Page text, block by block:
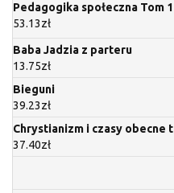
Pedagogika społeczna Tom
53.13zł
Baba Jadzia z parteru
13.75zł
Bieguni
39.23zł
Chrystianizm i czasy obecne
37.40zł